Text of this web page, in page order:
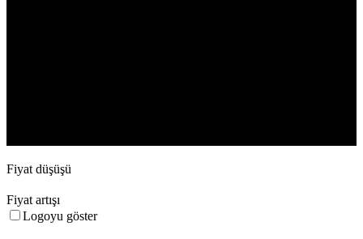
Fiyat düşüşü
Fiyat artışı
Logoyu göster